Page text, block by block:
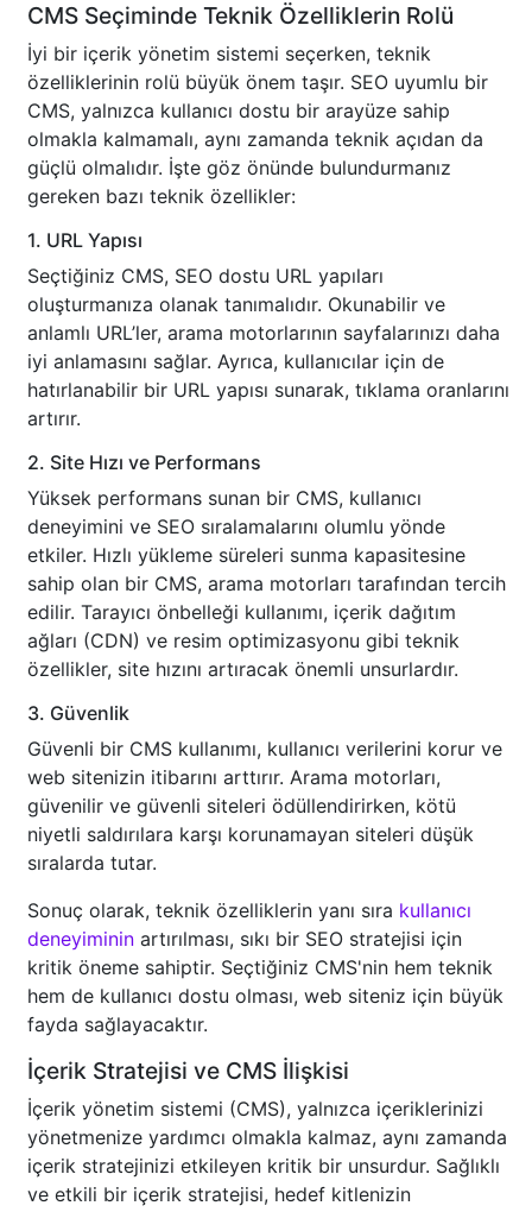
CMS Seçiminde Teknik Özelliklerin Rolü
İyi bir içerik yönetim sistemi seçerken, teknik
özelliklerinin rolü büyük önem taşır. SEO uyumlu bir
CMS, yalnızca kullanıcı dostu bir arayüze sahip
olmakla kalmamalı, aynı zamanda teknik açıdan da
güçlü olmalıdır. İşte göz önünde bulundurmanız
gereken bazı teknik özellikler:
1. URL Yapısı
Seçtiğiniz CMS, SEO dostu URL yapıları
oluşturmanıza olanak tanımalıdır. Okunabilir ve
anlamlı URL’ler, arama motorlarının sayfalarınızı daha
iyi anlamasını sağlar. Ayrıca, kullanıcılar için de
hatırlanabilir bir URL yapısı sunarak, tıklama oranlarını
artırır.
2. Site Hızı ve Performans
Yüksek performans sunan bir CMS, kullanıcı
deneyimini ve SEO sıralamalarını olumlu yönde
etkiler. Hızlı yükleme süreleri sunma kapasitesine
sahip olan bir CMS, arama motorları tarafından tercih
edilir. Tarayıcı önbelleği kullanımı, içerik dağıtım
ağları (CDN) ve resim optimizasyonu gibi teknik
özellikler, site hızını artıracak önemli unsurlardır.
3. Güvenlik
Güvenli bir CMS kullanımı, kullanıcı verilerini korur ve
web sitenizin itibarını arttırır. Arama motorları,
güvenilir ve güvenli siteleri ödüllendirirken, kötü
niyetli saldırılara karşı korunamayan siteleri düşük
sıralarda tutar.
Sonuç olarak, teknik özelliklerin yanı sıra kullanıcı
deneyiminin artırılması, sıkı bir SEO stratejisi için
kritik öneme sahiptir. Seçtiğiniz CMS'nin hem teknik
hem de kullanıcı dostu olması, web siteniz için büyük
fayda sağlayacaktır.
İçerik Stratejisi ve CMS İlişkisi
İçerik yönetim sistemi (CMS), yalnızca içeriklerinizi
yönetmenize yardımcı olmakla kalmaz, aynı zamanda
içerik stratejinizi etkileyen kritik bir unsurdur. Sağlıklı
ve etkili bir içerik stratejisi, hedef kitlenizin